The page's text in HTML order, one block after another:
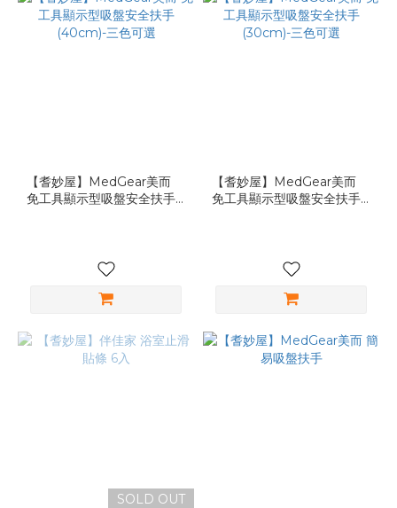
【耆妙屋】MedGear美而
免工具顯示型吸盤安全扶手
【耆妙屋】MedGear美而
免工具顯示型吸盤安全扶手
SOLD OUT